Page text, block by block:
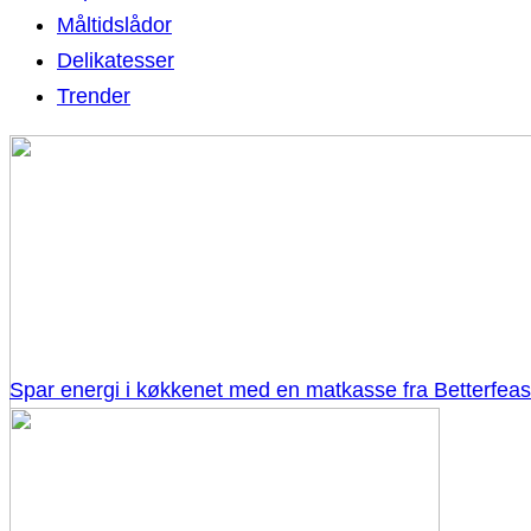
Måltidslådor
Delikatesser
Trender
Spar energi i køkkenet med en matkasse fra